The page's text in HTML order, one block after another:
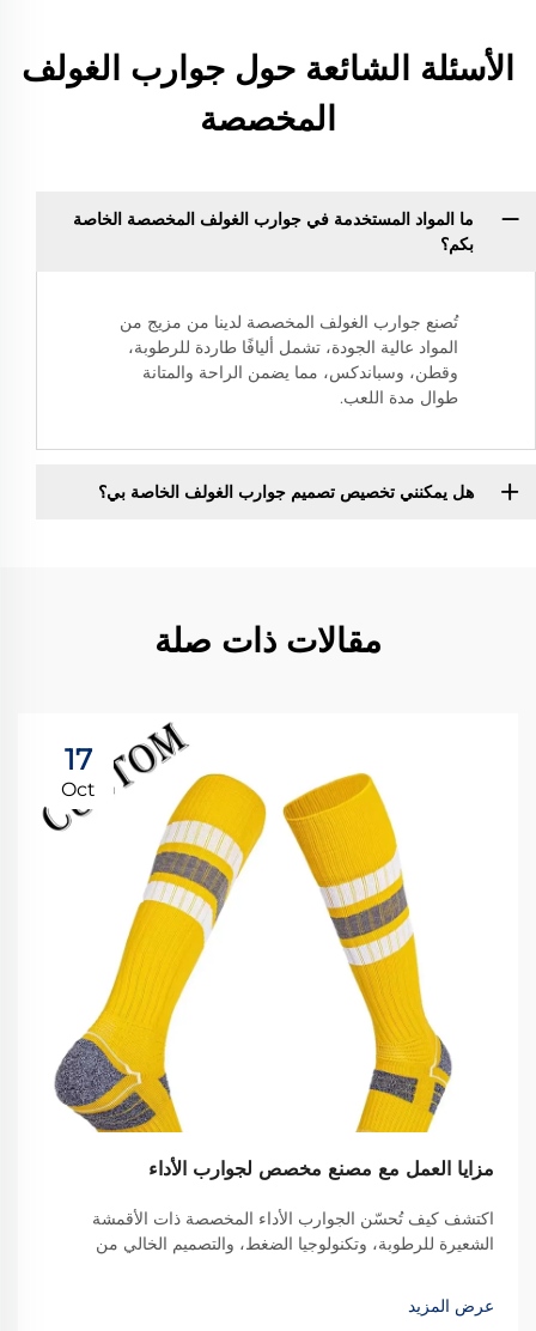
الأسئلة الشائعة حول جوارب الغولف
المخصصة
ما المواد المستخدمة في جوارب الغولف المخصصة الخاصة
بكم؟
تُصنع جوارب الغولف المخصصة لدينا من مزيج من
المواد عالية الجودة، تشمل أليافًا طاردة للرطوبة،
وقطن، وسباندكس، مما يضمن الراحة والمتانة
طوال مدة اللعب.
هل يمكنني تخصيص تصميم جوارب الغولف الخاصة بي؟
مقالات ذات صلة
17
Oct
مزايا العمل مع مصنع مخصص لجوارب الأداء
اكتشف كيف تُحسّن الجوارب الأداء المخصصة ذات الأقمشة
الشعيرة للرطوبة، وتكنولوجيا الضغط، والتصميم الخالي من
عرض المزيد